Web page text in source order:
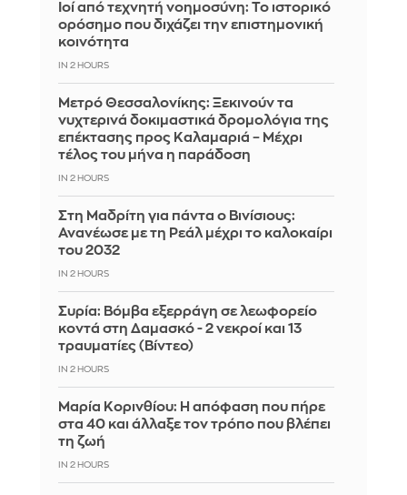
Ιοί από τεχνητή νοημοσύνη: Το ιστορικό
ορόσημο που διχάζει την επιστημονική
κοινότητα
IN 2 HOURS
Μετρό Θεσσαλονίκης: Ξεκινούν τα
νυχτερινά δοκιμαστικά δρομολόγια της
επέκτασης προς Καλαμαριά – Μέχρι
τέλος του μήνα η παράδοση
IN 2 HOURS
Στη Μαδρίτη για πάντα ο Βινίσιους:
Ανανέωσε με τη Ρεάλ μέχρι το καλοκαίρι
του 2032
IN 2 HOURS
Συρία: Βόμβα εξερράγη σε λεωφορείο
κοντά στη Δαμασκό - 2 νεκροί και 13
τραυματίες (Βίντεο)
IN 2 HOURS
Μαρία Κορινθίου: Η απόφαση που πήρε
στα 40 και άλλαξε τον τρόπο που βλέπει
τη ζωή
IN 2 HOURS